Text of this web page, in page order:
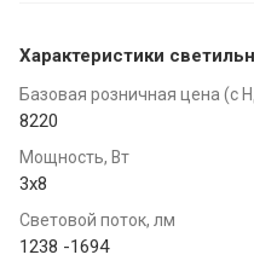
Характеристики
Базовая розничная цена (с
8220
Мощность, Вт
3x8
Световой поток, лм
1238 -1694